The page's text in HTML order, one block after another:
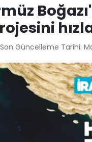
Güncelleme Tarihi: